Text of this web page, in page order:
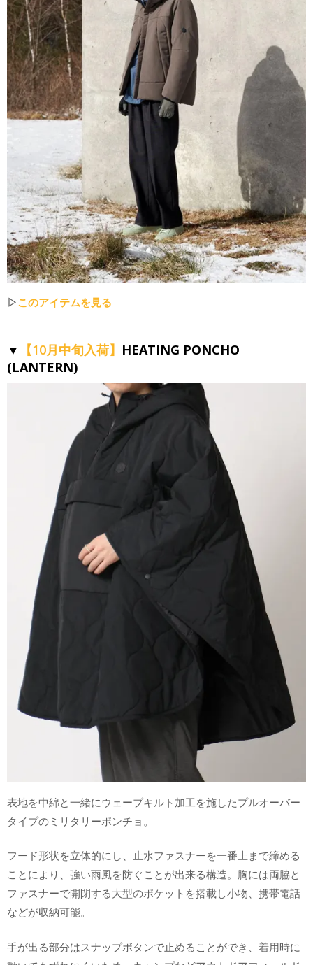
▷このアイテムを見る
▼ 【10月中旬入荷】 HEATING PONCHO
(LANTERN)
表地を中綿と一緒にウェーブキルト加工を施したプルオーバー
タイプのミリタリーポンチョ。
フード形状を立体的にし、止水ファスナーを一番上まで締める
ことにより、強い雨風を防ぐことが出来る構造。胸には両脇と
ファスナーで開閉する大型のポケットを搭載し小物、携帯電話
などが収納可能。
手が出る部分はスナップボタンで止めることができ、着用時に